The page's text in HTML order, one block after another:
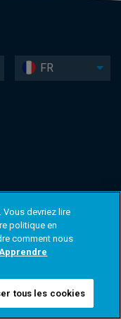
FR
Vous devriez lire
politique en
comment nous
tous les cookies